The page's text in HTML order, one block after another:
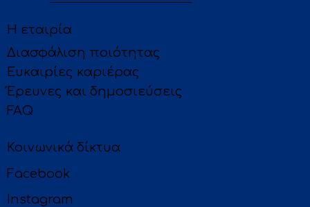
Η εταιρία
Διασφάλιση ποιότητας
Ευκαιρίες καριέρας
Έρευνες και δημοσιεύσεις
FAQ
Κοινωνικά δίκτυα
Facebook
Instagram